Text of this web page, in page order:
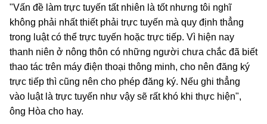
"Vấn đề làm trực tuyến tất nhiên là tốt nhưng tôi nghĩ
không phải nhất thiết phải trực tuyến mà quy định thẳng
trong luật có thể trực tuyến hoặc trực tiếp. Vì hiện nay
thanh niên ở nông thôn có những người chưa chắc đã biết
thao tác trên máy điện thoại thông minh, cho nên đăng ký
trực tiếp thì cũng nên cho phép đăng ký. Nếu ghi thẳng
vào luật là trực tuyến như vậy sẽ rất khó khi thực hiện",
ông Hòa cho hay.